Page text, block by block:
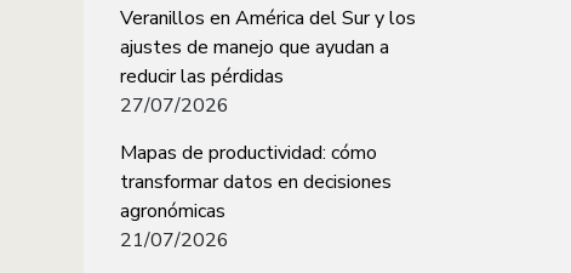
Veranillos en América del Sur y los
ajustes de manejo que ayudan a
reducir las pérdidas
27/07/2026
Mapas de productividad: cómo
transformar datos en decisiones
agronómicas
21/07/2026